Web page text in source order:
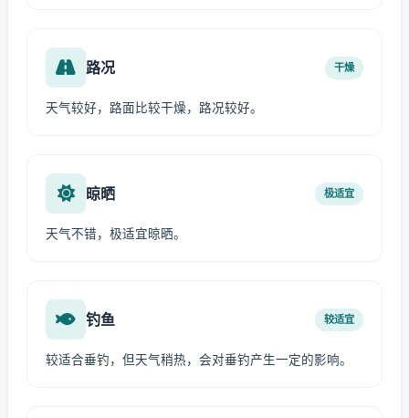
路况 干燥
天气较好，路面比较干燥，路况较好。
晾晒 极适宜
天气不错，极适宜晾晒。
钓鱼 较适宜
较适合垂钓，但天气稍热，会对垂钓产生一定的影响。